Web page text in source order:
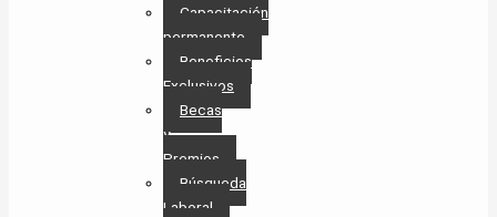
Capacitación
permanente
Beneficios
Exclusivos
Becas
y
Premios
Búsqueda
Laboral​